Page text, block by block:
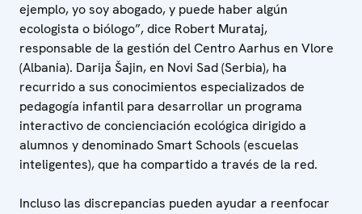
ejemplo, yo soy abogado, y puede haber algún
ecologista o biólogo”, dice Robert Murataj,
responsable de la gestión del Centro Aarhus en Vlore
(Albania). Darija Šajin, en Novi Sad (Serbia), ha
recurrido a sus conocimientos especializados de
pedagogía infantil para desarrollar un programa
interactivo de concienciación ecológica dirigido a
alumnos y denominado Smart Schools (escuelas
inteligentes), que ha compartido a través de la red.
Incluso las discrepancias pueden ayudar a reenfocar